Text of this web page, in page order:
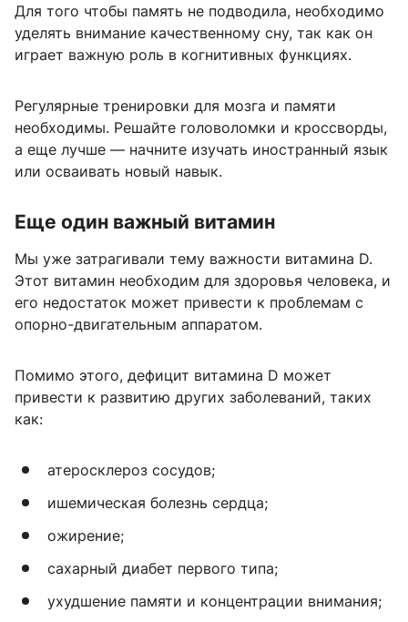
Для того чтобы память не подводила, необходимо
уделять внимание качественному сну, так как он
играет важную роль в когнитивных функциях.
Регулярные тренировки для мозга и памяти
необходимы. Решайте головоломки и кроссворды,
а еще лучше — начните изучать иностранный язык
или осваивать новый навык.
Еще один важный витамин
Мы уже затрагивали тему важности витамина D.
Этот витамин необходим для здоровья человека, и
его недостаток может привести к проблемам с
опорно-двигательным аппаратом.
Помимо этого, дефицит витамина D может
привести к развитию других заболеваний, таких
как:
атеросклероз сосудов;
ишемическая болезнь сердца;
ожирение;
сахарный диабет первого типа;
ухудшение памяти и концентрации внимания;